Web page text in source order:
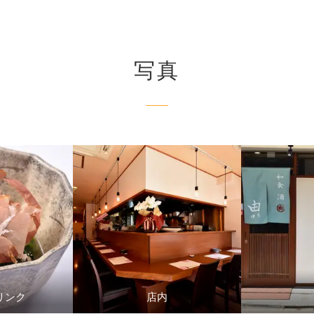
写真
ンク 店内